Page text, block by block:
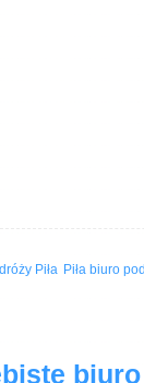
Piła Piła biuro